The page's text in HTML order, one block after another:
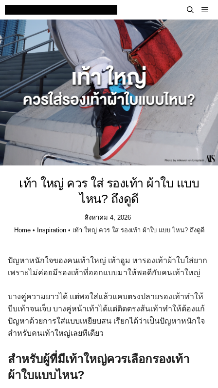
Skip
to
content
เท้า ใหญ่ ควร ใส่ รองเท้า ผ้าใบ แบบ
ไหน? ถึงดูดี
สิงหาคม 4, 2026
Home• Inspiration• เท้า ใหญ่ ควร ใส่ รองเท้า ผ้าใบ แบบ ไหน? ถึงดูดี
ปัญหาหนักใจของคนเท้าใหญ่ เท้าอูม หารองเท้าผ้าใบใส่ยาก
เพราะไม่ค่อยมีรองเท้าที่ออกแบบมาให้พอดีกับคนเท้าใหญ่
บางคู่ความยาวได้ แต่พอใส่แล้วแคบตรงปลายรองเท้าทำให้
บีบเท้าจนเจ็บ บางคู่หน้าเท้าได้แต่ติดตรงส้นเท้าทำให้ต้องแก้
ปัญหาด้วยการใส่แบบเหยียบสน เรียกได้ว่าเป็นปัญหาหนักใจ
สำหรับคนเท้าใหญ่เลยทีเดียว
สำหรับผู้ที่มีเท้าใหญ่ควรเลือกรองเท้า
ผ้าใบแบบไหน?